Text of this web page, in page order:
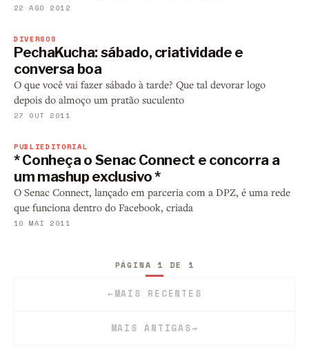
22 AGO 2012
DIVERSOS
PechaKucha: sábado, criatividade e
conversa boa
O que você vai fazer sábado à tarde? Que tal devorar logo
depois do almoço um pratão suculento
27 OUT 2011
PUBLIEDITORIAL
* Conheça o Senac Connect e concorra a
um mashup exclusivo *
O Senac Connect, lançado em parceria com a DPZ, é uma rede
que funciona dentro do Facebook, criada
10 MAI 2011
←MAIS RECENTES
PÁGINA 1 DE 1
MAIS ANTIGAS→